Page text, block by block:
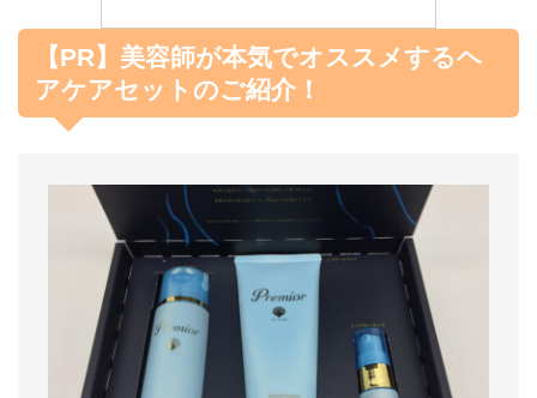
【PR】美容師が本気でオススメするヘ
アケアセットのご紹介！